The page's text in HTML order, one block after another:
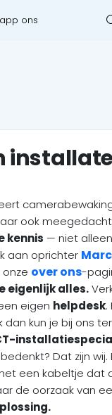
ons
ook
kennis — niet
aan oprichter
onze over ons-
eigenlijk alles.
eigen helpdesk.
dan kun je bij ons
Dat zijn
een kabeltje
de oorzaak van